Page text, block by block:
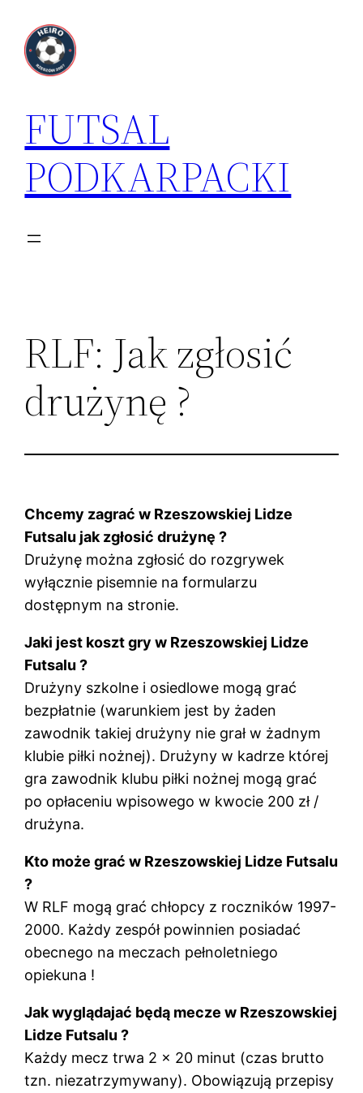
treści
FUTSAL
PODKARPACKI
RLF: Jak zgłosić
drużynę ?
Chcemy zagrać w Rzeszowskiej Lidze
Futsalu jak zgłosić drużynę ?
Drużynę można zgłosić do rozgrywek
wyłącznie pisemnie na formularzu
dostępnym na stronie.
Jaki jest koszt gry w Rzeszowskiej Lidze
Futsalu ?
Drużyny szkolne i osiedlowe mogą grać
bezpłatnie (warunkiem jest by żaden
zawodnik takiej drużyny nie grał w żadnym
klubie piłki nożnej). Drużyny w kadrze której
gra zawodnik klubu piłki nożnej mogą grać
po opłaceniu wpisowego w kwocie 200 zł /
drużyna.
Kto może grać w Rzeszowskiej Lidze Futsalu
?
W RLF mogą grać chłopcy z roczników 1997-
2000. Każdy zespół powinnien posiadać
obecnego na meczach pełnoletniego
opiekuna !
Jak wyglądajać będą mecze w Rzeszowskiej
Lidze Futsalu ?
Każdy mecz trwa 2 x 20 minut (czas brutto
tzn. niezatrzymywany). Obowiązują przepisy